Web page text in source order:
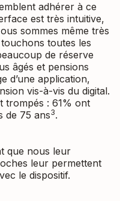
adhérer à ce
est très intuitive,
sommes même très
toutes les
de réserve
âgés et pensions
d’une application,
vis-à-vis du digital.
trompés : 61% ont
de 75 ans3.
que nous leur
leur permettent
le dispositif.